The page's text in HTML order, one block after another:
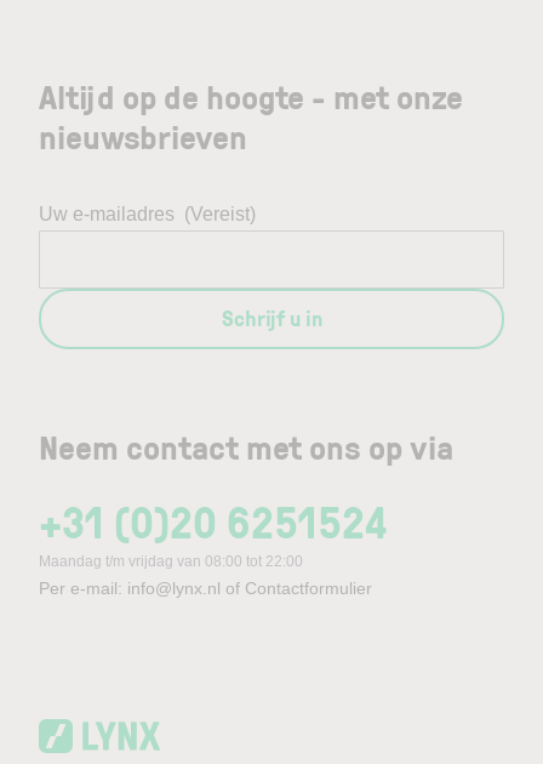
Neem contact met ons op via
+31 (0)20 6251524
Maandag t/m vrijdag van 08:00 tot 22:00
Per e-mail: info@lynx.nl of Contactformulier
Altijd op de hoogte - met onze
nieuwsbrieven
Uw e-mailadres (Vereist)
Schrijf u in